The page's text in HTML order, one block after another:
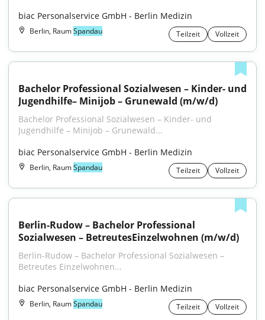
biac Personalservice GmbH - Berlin Medizin
Berlin, RaumSpandau Teilzeit Vollzeit
Bachelor Professional Sozialwesen – Kinder- und
Jugendhilfe– Minijob – Grunewald (m/w/d)
Bachelor Professional Sozialwesen – Kinder- und
Jugendhilfe – Minijob – Grunewald...
biac Personalservice GmbH - Berlin Medizin
Berlin, RaumSpandau Teilzeit Vollzeit
Berlin-Rudow – Bachelor Professional
Sozialwesen – BetreutesEinzelwohnen (m/w/d)
Berlin-Rudow – Bachelor Professional Sozialwesen –
Betreutes Einzelwohnen...
biac Personalservice GmbH - Berlin Medizin
Berlin, RaumSpandau Teilzeit Vollzeit